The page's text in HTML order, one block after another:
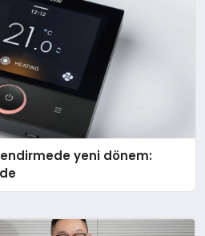
yeni dönem: